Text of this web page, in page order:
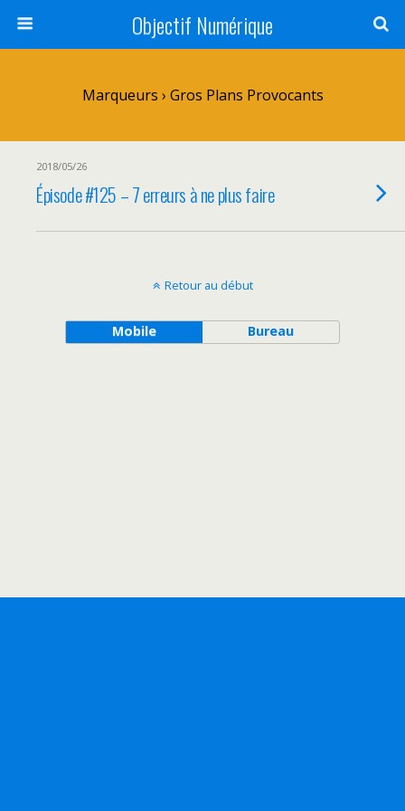
Objectif Numérique
Marqueurs › Gros Plans Provocants
2018/05/26
Épisode #125 – 7 erreurs à ne plus faire
Retour au début
Mobile Bureau